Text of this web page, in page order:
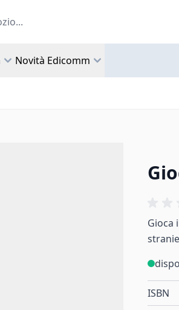
Novità Edicomm
Gioca
ISBN